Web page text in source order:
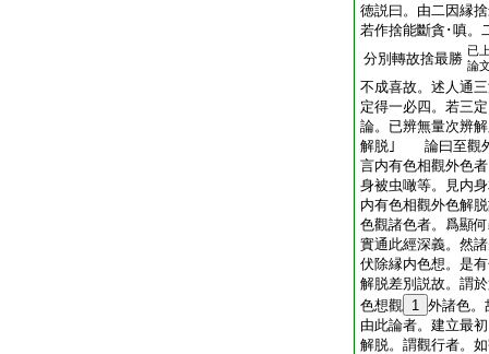
徳説曰。由二因縁
若作捨能斷貪･嗔。
分別轉故捨最勝 已
論
不成喜故。述人通
定得一必四。若三
論。已辨無量次辨
解脱｣ 論曰至觀
言内有色相觀外色
身被虫噉等。見内
内有色相觀外色解
色觀諸色者。爲顯
實通此經深義。然
伏除縁内色想。是
解脱差別説故。謂
色想觀 1 外諸色。
由此論者。建立最
解脱。謂觀行者。